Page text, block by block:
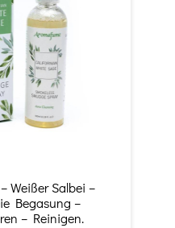
Weißer Salbei –
Begasung –
– Reinigen.